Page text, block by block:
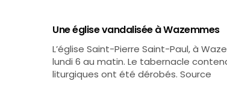
Une église vandalisée à Wazemmes
L’église Saint-Pierre Saint-Paul, à
lundi 6 au matin. Le tabernacle
liturgiques ont été dérobés. Source